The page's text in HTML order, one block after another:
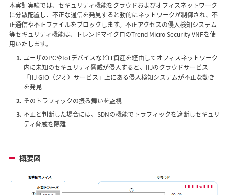
本実証実験では、セキュリティ機能をクラウドおよびオフィスネットワーク
に分散配置し、不正な通信を発見すると動的にネットワークが制御され、不
正通信や不正ファイルをブロックします。不正アクセスの侵入検知システム
等セキュリティ機能は、トレンドマイクロのTrend Micro Security VNFを使
用いたします。
ユーザのPCやIoTデバイスなどIT資産を経由してオフィスネットワーク
内に未知のセキュリティ脅威が侵入すると、IIJのクラウドサービス
「IIJ GIO（ジオ）サービス」上にある侵入検知システムが不正な動き
を発見
そのトラフィックの振る舞いを監視
不正と判断した場合には、SDNの機能でトラフィックを遮断しセキュリ
ティ脅威を隔離
概要図